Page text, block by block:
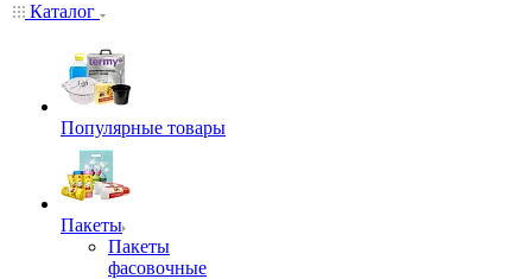
Каталог
Популярные товары
Пакеты
Пакеты
фасовочные